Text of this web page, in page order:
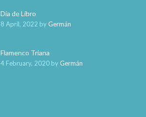
Día de Libro
8 April, 2022 byGermán
Flamenco Triana
4 February, 2020 byGermán